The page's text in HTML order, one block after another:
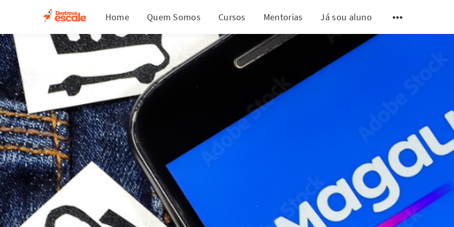
Home Quem Somos Cursos Mentorias Já sou aluno